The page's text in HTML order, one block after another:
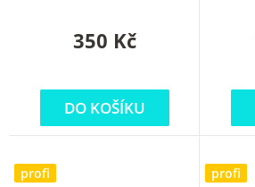
350 Kč
DO KOŠÍKU
profi profi